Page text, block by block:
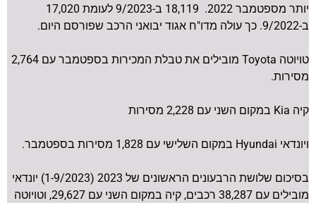
יותר מספטמבר 2022. 18,119 ב-9/2023 לעומת 17,020
ב-9/2022. כך עולה מדו"ח אגוד יבואני הרכב שפורסם היום.
טויוטה Toyota מובילים את טבלת המכירות בספטמבר עם 2,764
מסירות.
קיה Kia במקום השני עם 2,228 מסירות
ויונדאי Hyundai במקום השלישי עם 1,828 מסירות בספטמבר.
בסיכום שלושת הרבעונים הראשונים של 2023 (1-9/2023) יונדאי
מובילים עם 38,287 רכבים, קיה במקום השני עם 29,627, וטויוטה